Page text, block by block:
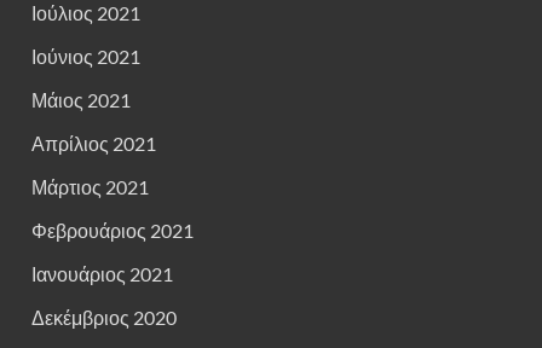
Ιούλιος 2021
Ιούνιος 2021
Μάιος 2021
Απρίλιος 2021
Μάρτιος 2021
Φεβρουάριος 2021
Ιανουάριος 2021
Δεκέμβριος 2020